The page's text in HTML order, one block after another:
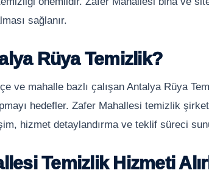
sağlanır.
Rüya Temizlik?
ve mahalle bazlı çalışan Antalya Rüya
hedefler. Zafer Mahallesi temizlik
hizmet detaylandırma ve teklif süreci
Temizlik Hizmeti